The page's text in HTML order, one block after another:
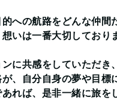
への航路をどんな仲間
いは一番大切しており
に共感をしていただき
、自分自身の夢や目標
れば、是非一緒に旅を